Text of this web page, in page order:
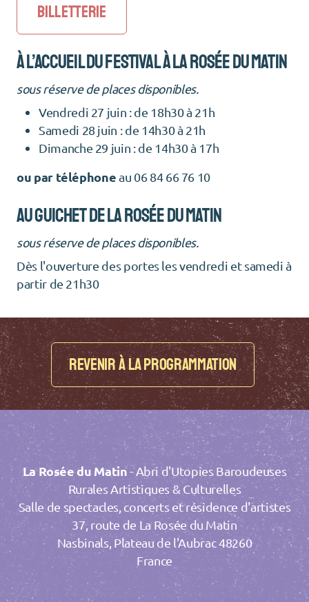
BILLETTERIE
à l’accueil DU FESTIVAL à la rosée du matin
sous réserve de places disponibles.
Vendredi 27 juin : de 18h30 à 21h
Samedi 28 juin : de 14h30 à 21h
Dimanche 29 juin : de 14h30 à 17h
ou par téléphoneau 06 84 66 76 10
au guichet de la roSée du matin
sous réserve de places disponibles.
Dès l'ouverture des portes les vendredi et samedi à
partir de 21h30
REVENIR à LA PROGRAMMATION
La Rosée du Matin- Abri d'Utopies Baroudeuses
Rurales Artistiques & Culturelles
Salle de spectacles, concerts et résidence d'artistes
37, route de La Rosée du Matin
Nasbinals, Plateau de l'Aubrac 48260
France